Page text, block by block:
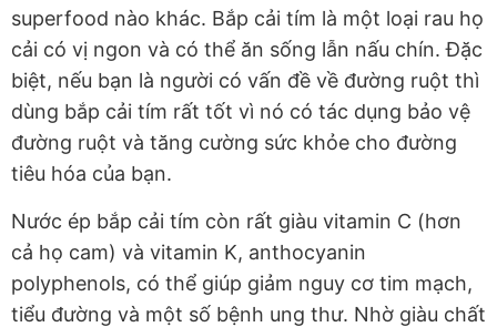
superfood nào khác. Bắp cải tím là một loại rau họ
cải có vị ngon và có thể ăn sống lẫn nấu chín. Đặc
biệt, nếu bạn là người có vấn đề về đường ruột thì
dùng bắp cải tím rất tốt vì nó có tác dụng bảo vệ
đường ruột và tăng cường sức khỏe cho đường
tiêu hóa của bạn.
Nước ép bắp cải tím còn rất giàu vitamin C (hơn
cả họ cam) và vitamin K, anthocyanin
polyphenols, có thể giúp giảm nguy cơ tim mạch,
tiểu đường và một số bệnh ung thư. Nhờ giàu chất